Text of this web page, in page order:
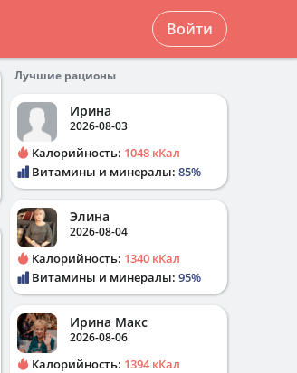
Войти
Лучшие рационы
Ирина
2026-08-03
Калорийность: 1048 кКал
Витамины и минералы: 85%
Элина
2026-08-04
Калорийность: 1340 кКал
Витамины и минералы: 95%
Ирина Макс
2026-08-06
Калорийность: 1394 кКал